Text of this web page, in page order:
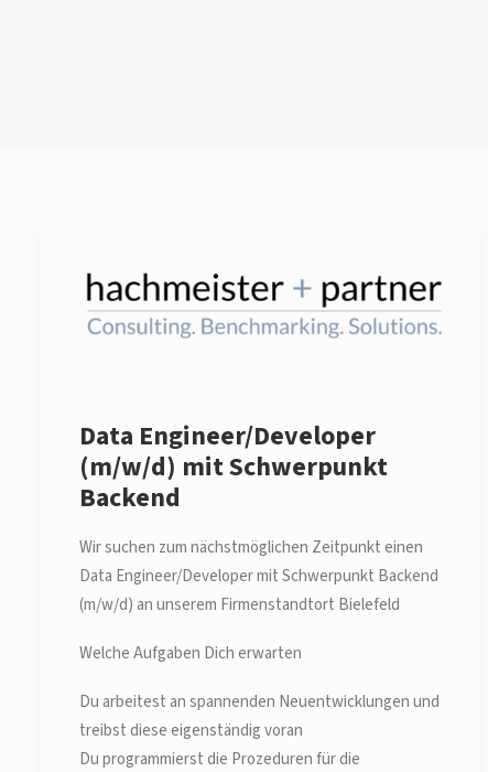
Data Engineer/Developer
(m/w/d) mit Schwerpunkt
Backend
Wir suchen zum nächstmöglichen Zeitpunkt einen
Data Engineer/Developer mit Schwerpunkt Backend
(m/w/d) an unserem Firmenstandtort Bielefeld
Welche Aufgaben Dich erwarten
Du arbeitest an spannenden Neuentwicklungen und
treibst diese eigenständig voran
Du programmierst die Prozeduren für die